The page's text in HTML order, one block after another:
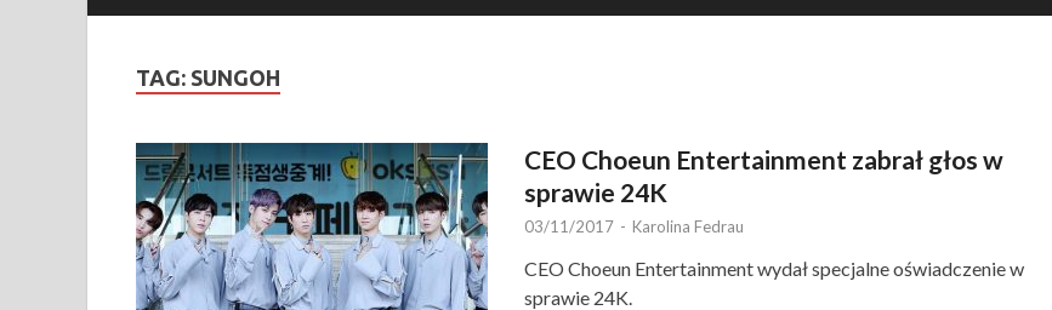
TAG: SUNGOH
CEO Choeun Entertainment zabrał głos w
sprawie 24K
03/11/2017 - Karolina Fedrau
CEO Choeun Entertainment wydał specjalne oświadczenie w
sprawie 24K.